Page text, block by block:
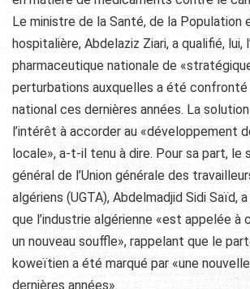
Le ministre de la Santé, de la Population
hospitalière, Abdelaziz Ziari, a qualifié, lui,
pharmaceutique nationale de
perturbations auxquelles a été confronté
national ces dernières années. La
l’intérêt à accorder au «développement
locale», a-t-il tenu à dire. Pour sa part, le
général de l’Union générale des
algériens (UGTA), Abdelmadjid Sidi Saïd,
que l’industrie algérienne «est appelée à
un nouveau souffle», rappelant que le
koweïtien a été marqué par «une
dernières années».